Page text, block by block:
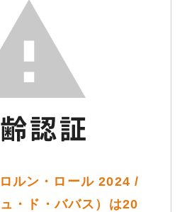
ルン・ロール 2024 /
・ド・ババス）は20